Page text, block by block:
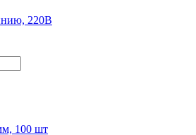
220В
100 шт